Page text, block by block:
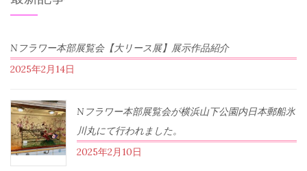
Nフラワー本部展覧会【大リース展】展示作品紹介
2025年2月14日
Nフラワー本部展覧会が横浜山下公園内日本郵船氷
川丸にて行われました。
2025年2月10日